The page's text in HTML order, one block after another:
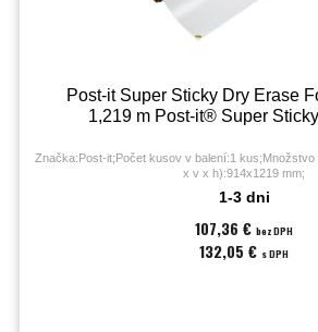
Post-it Super Sticky Dry Erase
1,219 m Post-it® Super
Značka:Post-it;Počet kusov v balení:1
x v x h):914x1219 mm;
1-3 dni
107,36 € bez DPH
132,05 € s DPH